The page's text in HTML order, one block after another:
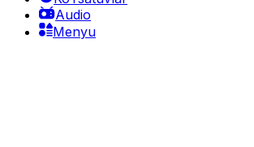
Audio
Menyu